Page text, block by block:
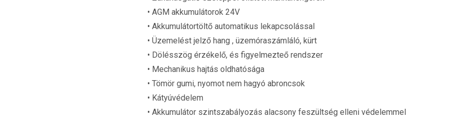
• AGM akkumulátorok 24V
• Akkumulátortöltő automatikus lekapcsolással
• Üzemelést jelző hang , üzemóraszámláló, kürt
• Dölésszög érzékelő, és figyelmezteő rendszer
• Mechanikus hajtás oldhatósága
• Tömör gumi, nyomot nem hagyó abroncsok
• Kátyúvédelem
• Akkumulátor szintszabályozás alacsony feszültség elleni védelemmel